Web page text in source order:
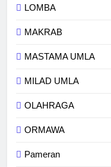
LOMBA
MAKRAB
MASTAMA UMLA
MILAD UMLA
OLAHRAGA
ORMAWA
Pameran